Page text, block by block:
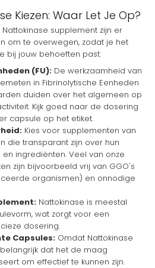
Kiezen: Waar Let Je Op?
supplement zijn er
om te overwegen, zodat je het
bij jouw behoeften past:
(FU): De werkzaamheid van
in Fibrinolytische Eenheden
duiden over het algemeen op
Kijk goed naar de dosering
capsule op het etiket.
Kies voor supplementen van
die transparant zijn over hun
ingrediënten. Veel van onze
zijn bijvoorbeeld vrij van GGO's
organismen) en onnodige
Nattokinase is meestal
wat zorgt voor een
dosering.
Capsules: Omdat Nattokinase
dat het de maag
om effectief te kunnen zijn.